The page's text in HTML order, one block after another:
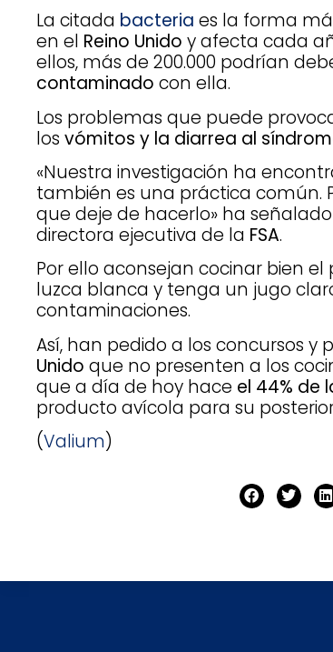
La citada bacteria es la forma
en el Reino Unido y afecta cada
ellos, más de 200.000 podrían
contaminado con ella.
Los problemas que puede
los vómitos y la diarrea al
«Nuestra investigación ha
también es una práctica común.
que deje de hacerlo» ha
directora ejecutiva de la FSA.
Por ello aconsejan cocinar bien
luzca blanca y tenga un jugo
contaminaciones.
Así, han pedido a los concursos y
Unido que no presenten a los
que a día de hoy hace el 44% de
producto avícola para su
(Valium)